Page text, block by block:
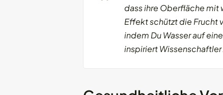
dass ihre Oberfläche mit
Effekt schützt die Frucht
indem Du Wasser auf
inspiriert